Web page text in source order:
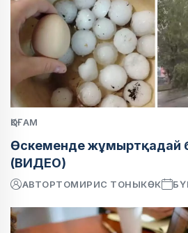
ҚОҒАМ
Өскеменде жұмыртқадай
(ВИДЕО)
АВТОРТОМИРИС ТОНЫКӨК